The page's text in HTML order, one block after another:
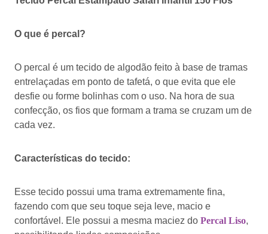
O que é percal?
O percal é um tecido de algodão feito à base de tramas
entrelaçadas em ponto de tafetá, o que evita que ele
desfie ou forme bolinhas com o uso. Na hora de sua
confecção, os fios que formam a trama se cruzam um de
cada vez.
Características do tecido:
Esse tecido possui uma trama extremamente fina,
fazendo com que seu toque seja leve, macio e
confortável. Ele possui a mesma maciez do Percal Liso,